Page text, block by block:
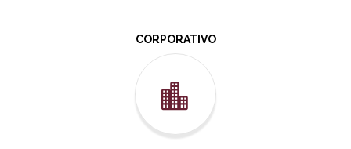
CORPORATIVO